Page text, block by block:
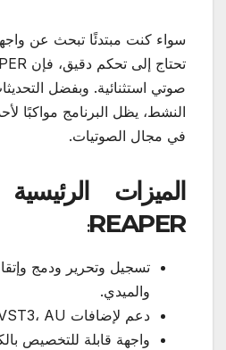
سواء كنت مبتدئًا تبحث عن
صوتي استثنائية. وبفضل
النشط، يظل البرنامج مواكبًا
في مجال الصوتيات.
REAPER
:
تسجيل وتحرير ودمج
والميدي.
دعم لإضافات VST، VST3، AU، وJSFX.
واجهة قابلة للتخصيص